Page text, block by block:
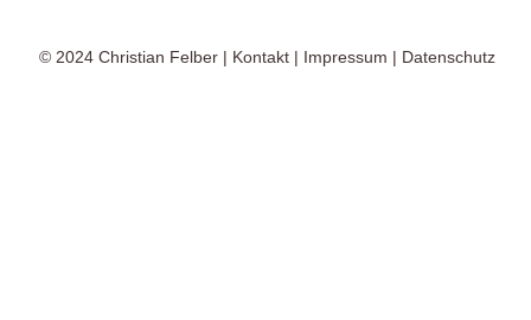
© 2024 Christian Felber | Kontakt | Impressum | Datenschutz